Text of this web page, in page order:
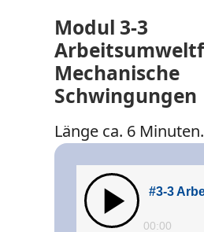
Modul 3-3
Mechanische
Schwingungen
Länge ca. 6 Minuten.